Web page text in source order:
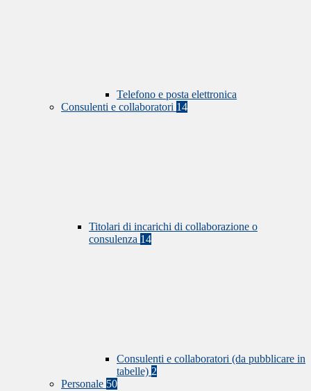
Telefono e posta elettronica
Consulenti e collaboratori 14
Titolari di incarichi di collaborazione o
consulenza 14
Consulenti e collaboratori (da pubblicare in
tabelle) 2
Personale 50